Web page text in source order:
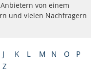
J K L M N O
P
Z
von einem
und vielen Nachfragern